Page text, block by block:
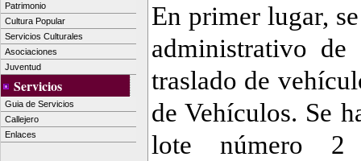
Patrimonio
Cultura Popular
Servicios Culturales
Asociaciones
Juventud
Servicios
Guia de Servicios
Callejero
Enlaces
En primer lugar,
administrativo
traslado de
de Vehículos. Se
lote número